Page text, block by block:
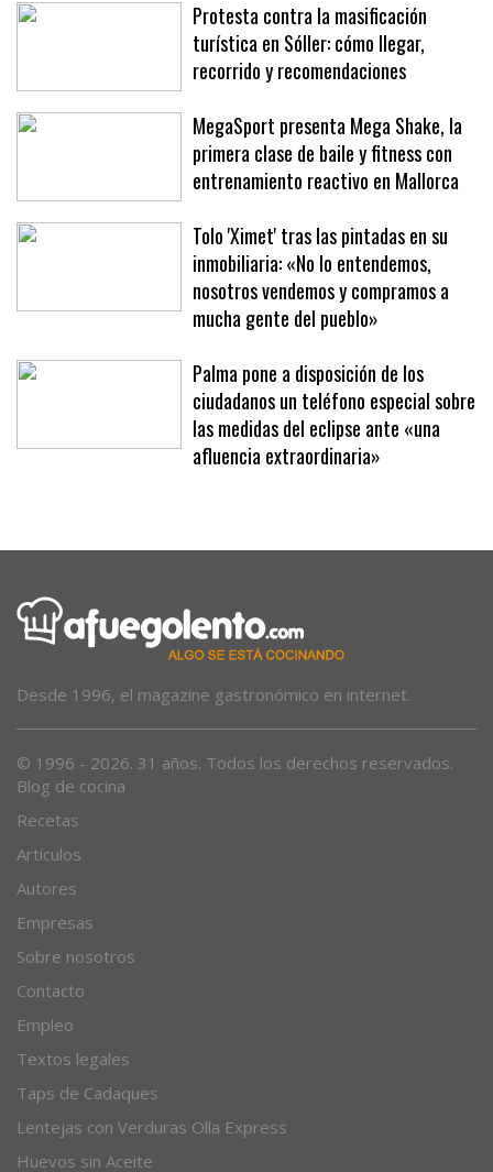
Protesta contra la masificación
turística en Sóller: cómo llegar,
recorrido y recomendaciones
MegaSport presenta Mega Shake, la
primera clase de baile y fitness con
entrenamiento reactivo en Mallorca
Tolo 'Ximet' tras las pintadas en su
inmobiliaria: «No lo entendemos,
nosotros vendemos y compramos a
mucha gente del pueblo»
Palma pone a disposición de los
ciudadanos un teléfono especial sobre
las medidas del eclipse ante «una
afluencia extraordinaria»
Desde 1996, el magazine gastronómico en internet.
© 1996 - 2026. 31 años. Todos los derechos reservados.
Blog de cocina
Recetas
Artículos
Autores
Empresas
Sobre nosotros
Contacto
Empleo
Textos legales
Taps de Cadaques
Lentejas con Verduras Olla Express
Huevos sin Aceite